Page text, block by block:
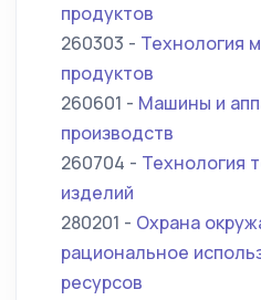
продуктов
260303 - Технология
продуктов
260601 - Машины и
производств
260704 - Технология
изделий
280201 - Охрана
рациональное
ресурсов